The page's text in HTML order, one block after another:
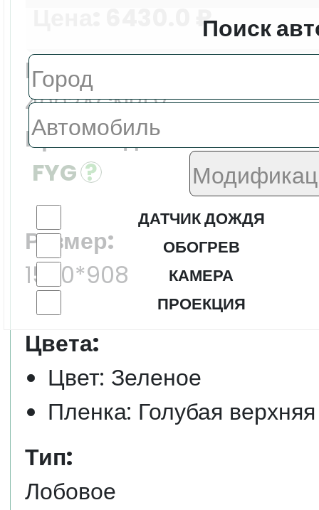
Поиск
ДАТЧИК ДОЖДЯ
ОБОГРЕВ
КАМЕРА
ПРОЕКЦИЯ
6430.0 ₽
Еврокод:
4003AGNBLV
Производитель:
FYG
Размер:
1500*908
Цвета:
Цвет: Зеленое
Пленка: Голубая
Тип:
Лобовое